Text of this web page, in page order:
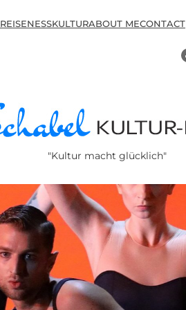
REISENESSKULTURABOUT MECONTACT
"Kultur macht glücklich"